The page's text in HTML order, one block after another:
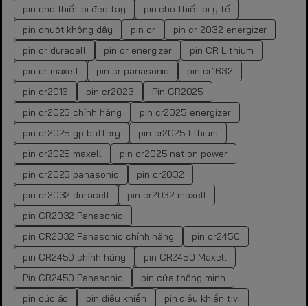
pin cho thiết bị đeo tay
pin cho thiết bị y tế
pin chuột không dây
pin cr
pin cr 2032 energizer
pin cr duracell
pin cr energizer
pin CR Lithium
pin cr maxell
pin cr panasonic
pin cr1632
pin cr2016
pin cr2023
Pin CR2025
pin cr2025 chính hãng
pin cr2025 energizer
pin cr2025 gp battery
pin cr2025 lithium
pin cr2025 maxell
pin cr2025 nation power
pin cr2025 panasonic
pin cr2032
pin cr2032 duracell
pin cr2032 maxell
pin CR2032 Panasonic
pin CR2032 Panasonic chính hãng
pin cr2450
pin CR2450 chính hãng
pin CR2450 Maxell
Pin CR2450 Panasonic
pin cửa thông minh
pin cúc áo
pin điều khiển
pin điều khiển tivi